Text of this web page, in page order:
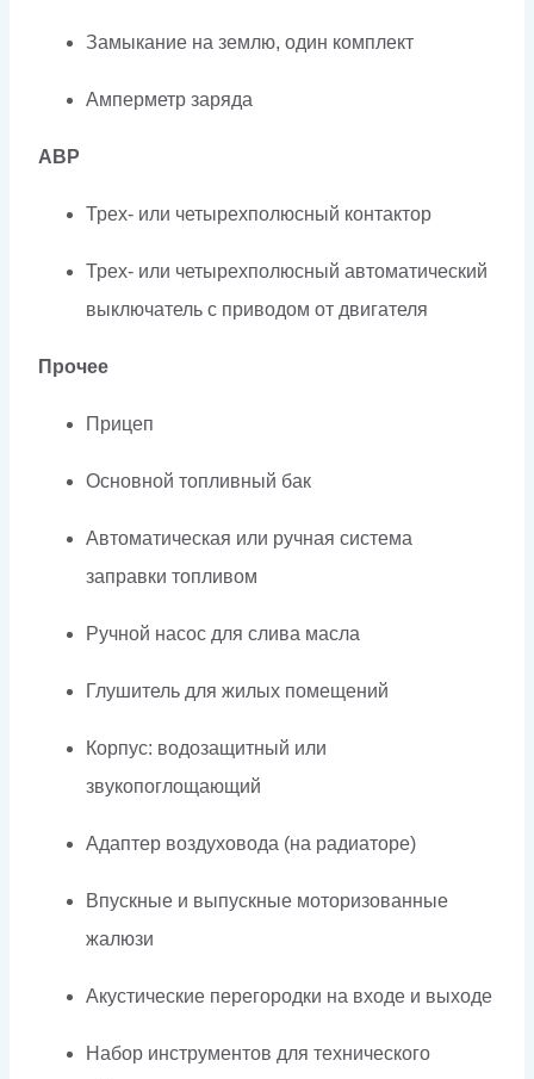
Замыкание на землю, один комплект
Амперметр заряда
АВР
Трех- или четырехполюсный контактор
Трех- или четырехполюсный автоматический
выключатель с приводом от двигателя
Прочее
Прицеп
Основной топливный бак
Автоматическая или ручная система
заправки топливом
Ручной насос для слива масла
Глушитель для жилых помещений
Корпус: водозащитный или
звукопоглощающий
Адаптер воздуховода (на радиаторе)
Впускные и выпускные моторизованные
жалюзи
Акустические перегородки на входе и выходе
Набор инструментов для технического